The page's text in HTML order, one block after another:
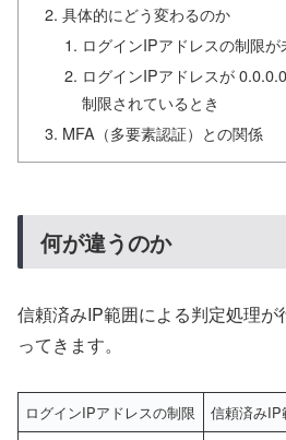
具体的にどう変わるのか
ログインIPアドレスの制限が
ログインIPアドレスが
制限されているとき
MFA（多要素認証）との関係
何が違うのか
信頼済みIP範囲による判定処理
ってきます。
ログインIPアドレスの制限
信頼済みIP